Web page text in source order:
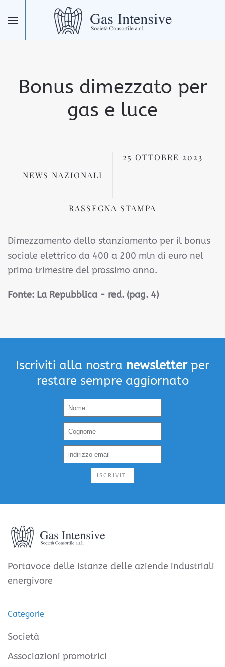
Skip to main content
Bonus dimezzato per
gas e luce
NEWS NAZIONALI
25 OTTOBRE 2023
RASSEGNA STAMPA
Dimezzamento dello stanziamento per il bonus
sociale elettrico da 400 a 200 mln di euro nel
primo trimestre del prossimo anno.
Fonte: La Repubblica - red. (pag. 4)
Iscriviti alla nostra newsletterper
restare sempre aggiornato
ISCRIVITI
Portavoce delle istanze delle aziende industriali
energivore
Categorie
Società
Associazioni promotrici